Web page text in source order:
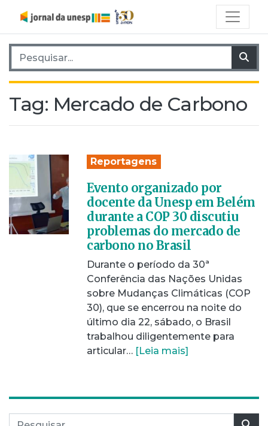
Pesquisar por:
Tag: Mercado de Carbono
Reportagens
Evento organizado por
docente da Unesp em Belém
durante a COP 30 discutiu
problemas do mercado de
carbono no Brasil
Durante o período da 30ª
Conferência das Nações Unidas
sobre Mudanças Climáticas (COP
30), que se encerrou na noite do
último dia 22, sábado, o Brasil
trabalhou diligentemente para
articular… [Leia mais]
Pesquisar por: